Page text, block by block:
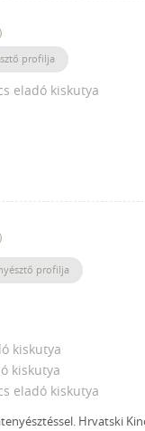
)
profilja
eladó kiskutya
)
profilja
kiskutya
kiskutya
eladó kiskutya
Hrvatski